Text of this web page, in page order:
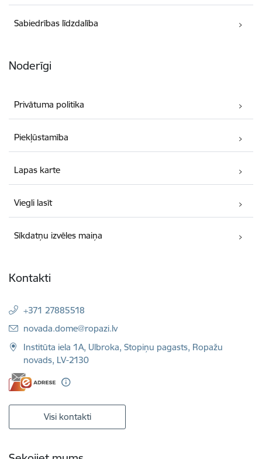
Sabiedrības līdzdalība
Noderīgi
Privātuma politika
Piekļūstamība
Lapas karte
Viegli lasīt
Sīkdatņu izvēles maiņa
Kontakti
+371 27885518
E-pasts:
novada.dome@ropazi.lv
Institūta iela 1A, Ulbroka, Stopiņu pagasts, Ropažu
novads, LV-2130
Visi kontakti